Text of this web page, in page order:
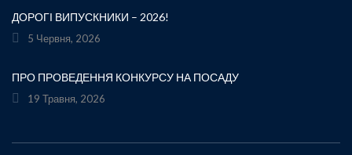
ДОРОГІ ВИПУСКНИКИ – 2026!
5 Червня, 2026
ПРО ПРОВЕДЕННЯ КОНКУРСУ НА ПОСАДУ
19 Травня, 2026